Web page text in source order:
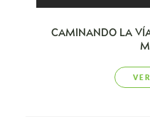
CAMINANDO LA